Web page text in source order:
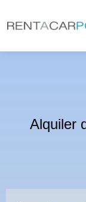
Alquiler